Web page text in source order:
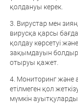
қолдануы керек.
3. Вирустар мен
вирусқа қарсы
қолдау көрсетуі
зақымдауын
отыруы қажет.
4. Мониторинг және
етілмеген қол
мүмкін